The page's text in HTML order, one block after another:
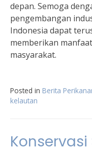
depan. Semoga
pengembangan
Indonesia dapat
memberikan
masyarakat.
Posted in Berita
kelautan